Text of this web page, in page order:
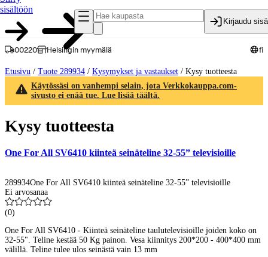
sisältöön
Kirjaudu
00220 Helsingin myymälä fi
Etusivu / Tuote 289934 / Kysymykset ja vastaukset / Kysy tuotteesta
Käytössäsi on vanhempi selain, jota Verkkokauppa.com-
sivusto ei enää tue. Lue lisää täältä.
Kysy tuotteesta
One For All SV6410 kiinteä seinäteline 32-55” televisioille
289934One For All SV6410 kiinteä seinäteline 32-55” televisioille
Ei arvosanaa
(0)
One For All SV6410 - Kiinteä seinäteline taulutelevisioille joiden koko on
32-55". Teline kestää 50 Kg painon. Vesa kiinnitys 200*200 - 400*400 mm
välillä. Teline tulee ulos seinästä vain 13 mm